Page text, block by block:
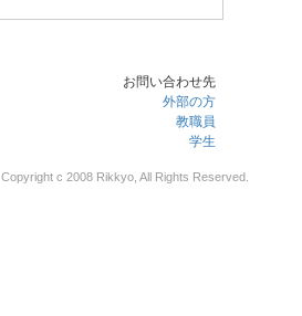
お問い合わせ先
外部の方
教職員
学生
Copyright c 2008 Rikkyo, All Rights Reserved.